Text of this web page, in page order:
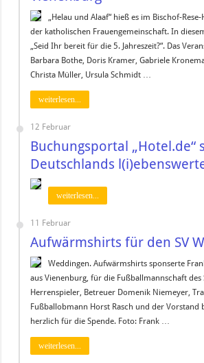
„Helau und Alaaf“ hieß es im Bischof-
der katholischen Frauengemeinschaft. In
„Seid Ihr bereit für die 5. Jahreszeit?“. Das
Barbara Bothe, Doris Kramer, Gabriele
Christa Müller, Ursula Schmidt …
weiterlesen...
12 Februar
Buchungsportal „Hotel.de“
Deutschlands
weiterlesen...
11 Februar
Aufwärmshirts für den SV
Weddingen. Aufwärmshirts sponserte
aus Vienenburg, für die Fußballmannschaft des
Herrenspieler, Betreuer Domenik Niemeyer,
Fußballobmann Horst Rasch und der Vorstand
herzlich für die Spende. Foto: Frank …
weiterlesen...